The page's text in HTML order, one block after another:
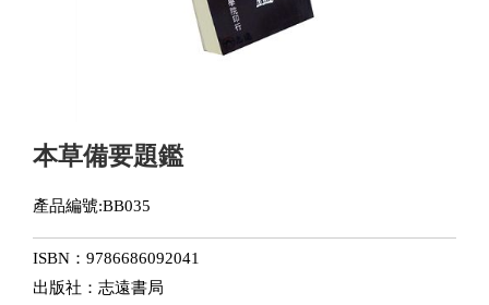
本草備要題鑑
產品編號:BB035
ISBN：9786686092041
出版社：志遠書局